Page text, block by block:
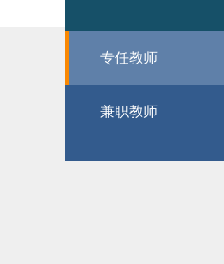
专任教师
兼职教师